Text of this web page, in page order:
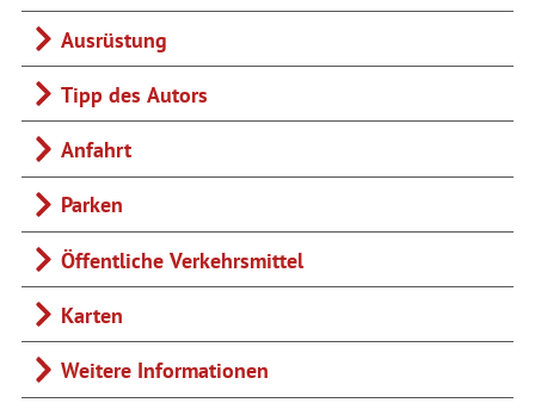
Ausrüstung
Tipp des Autors
Anfahrt
Parken
Öffentliche Verkehrsmittel
Karten
Weitere Informationen